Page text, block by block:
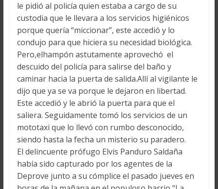
le pidió al policía quien estaba a cargo de su
custodia que le llevara a los servicios higiénicos
porque quería “miccionar”, este accedió y lo
condujo para que hiciera su necesidad biológica.
Pero,elhampón astutamente aprovechó el
descuido del policía para salirse del baño y
caminar hacia la puerta de salida.Allí al vigilante le
dijo que ya se va porque le dejaron en libertad.
Este accedió y le abrió la puerta para que el
saliera. Seguidamente tomó los servicios de un
mototaxi que lo llevó con rumbo desconocido,
siendo hasta la fecha un misterio su paradero.
El delincuente prófugo Elvis Panduro Saldaña
había sido capturado por los agentes de la
Deprove junto a su cómplice el pasado jueves en